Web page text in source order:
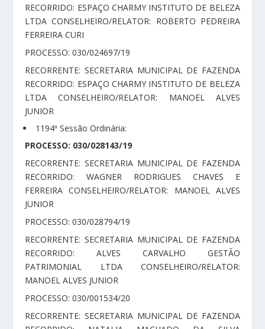
RECORRIDO: ESPAÇO CHARMY INSTITUTO DE BELEZA
LTDA CONSELHEIRO/RELATOR: ROBERTO PEDREIRA
FERREIRA CURI
PROCESSO: 030/024697/19
RECORRENTE: SECRETARIA MUNICIPAL DE FAZENDA
RECORRIDO: ESPAÇO CHARMY INSTITUTO DE BELEZA
LTDA CONSELHEIRO/RELATOR: MANOEL ALVES
JUNIOR
1194ª Sessão Ordinária:
PROCESSO: 030/028143/19
RECORRENTE: SECRETARIA MUNICIPAL DE FAZENDA
RECORRIDO: WAGNER RODRIGUES CHAVES E
FERREIRA CONSELHEIRO/RELATOR: MANOEL ALVES
JUNIOR
PROCESSO: 030/028794/19
RECORRENTE: SECRETARIA MUNICIPAL DE FAZENDA
RECORRIDO: ALVES CARVALHO GESTÃO
PATRIMONIAL LTDA CONSELHEIRO/RELATOR:
MANOEL ALVES JUNIOR
PROCESSO: 030/001534/20
RECORRENTE: SECRETARIA MUNICIPAL DE FAZENDA